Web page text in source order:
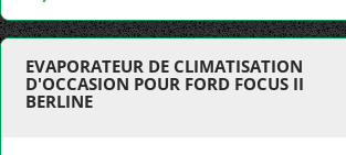
EVAPORATEUR DE CLIMATISATION
D'OCCASION POUR FORD FOCUS II
BERLINE